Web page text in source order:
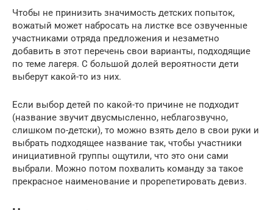
Чтобы не принизить значимость детских попыток,
вожатый может набросать на листке все озвученные
участниками отряда предложения и незаметно
добавить в этот перечень свои варианты, подходящие
по теме лагеря. С большой долей вероятности дети
выберут какой-то из них.
Если выбор детей по какой-то причине не подходит
(название звучит двусмысленно, неблагозвучно,
слишком по-детски), то можно взять дело в свои руки и
выбрать подходящее название так, чтобы участники
инициативной группы ощутили, что это они сами
выбрали. Можно потом похвалить команду за такое
прекрасное наименование и прорепетировать девиз.